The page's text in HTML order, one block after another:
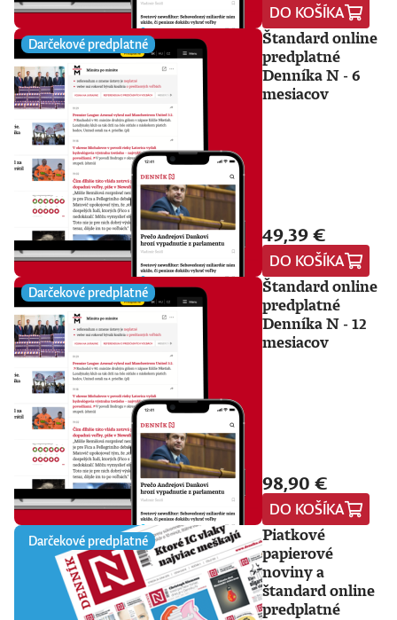
DO KOŠÍKA
Darčekové predplatné
Štandard online
predplatné
Denníka N - 6
mesiacov
49,39 €
DO KOŠÍKA
Darčekové predplatné
Štandard online
predplatné
Denníka N - 12
mesiacov
98,90 €
DO KOŠÍKA
Darčekové predplatné
Piatkové
papierové
noviny a
štandard online
predplatné